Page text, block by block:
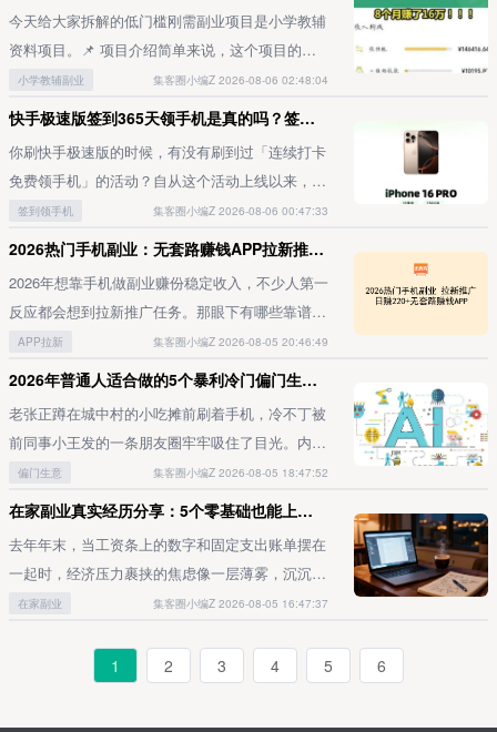
打卡进度推进一点点水涨船高。到了后期，甚至要
求每天刷满150分钟的视频和直播。不过这还不是
最麻烦的，有备用手机的话，直接把抖音挂着刷时
长就可以；真正让人头疼的还是邀请老用户回流和
拉新用户的任务。要是只需要拉一两个的话，找身
边亲友同事帮忙还能搞定，但如果像快手极速版
365天签到领手机那样，全程需要拉200多个新用
现实，最后只能花钱收用户。既然要花钱收，就得
先摸清目前抖音极速版新老用户的市场成本：回流
老用户目前的推广佣金是13.5-18.8元一人。这个价
格大家可以自行打开抖音极速版的任务中心查看核
实。而新用户拉新，目前一单的佣金是40元。抖音
极速版的拉新任务在必集客、集客圈这类接单平台
上有很多，大家也可以自行去上面核实。对比快手
极速版新用户8元一个、老用户5元一个的价格，整
速版付费收人的成本只会更高。再算上你每天看广
告刷视频给平台创造的流量价值，你总共付出的成
本其实早就超过了最终那台手机本身的价值。2、
断签风险这种跨度整整一年的长周期打卡活动，偶
免费补签机会，补签得花钱，而且你打卡的时间越
频创作的核心中枢环节，需构建兼具叙事张力与信
息密度的故事化框架。策划过程中，既要保障内容
的知识传递价值，又要合理融入娱乐化表达元素，
余信息干扰核心观点的传递。脚本创作的核心规范
脚本是视频创作的核心执行纲领，贯穿前期筹备到
后期成片呈现的全流程。优质脚本需涵盖对话设
计、场景描述及镜头动作指引等核心模块，语言表
达力求简洁有力，通过情感化叙事引发观众情感共
鸣，确保每段文案都服务于核心信息的高效传递。
影像摄制的核心技法器材适配的实用方案短视频摄
制无需过度依赖高成本专业器材，智能手机、便携
根据自身预算规模与技术能力选择适配设备，核心
目标是保障画面的清晰度与稳定性，避免硬件条件
成为内容创作的限制瓶颈。拍摄执行的核心要点实
际拍摄过程中需重点把控光线、角度与构图三大核
心要素。良好的光线条件是提升画面质感的基础，
合理的拍摄角度与构图法则能有效增强视觉表现
力；建议使用三脚架等稳定设备减少画面抖动，通
过运镜技巧（如推拉摇移）提升镜头语言的专业
过度堆砌或过于单调空洞，应根据内容主题选择高
度契合的背景环境与道具陈设。场景设计的核心原
明、结算周期稳不稳定。分享5个我现在还在做的
项目，全是实测能稳定拿佣的：1. 抖音极速版：推
广员首选平时用手机刷视频的人基本都装抖音了
吧？它家极速版的推广单价一直很稳，我上个月拉
新了32人，佣金按42元/单结算。操作特别简单：
用自己的邀请码生成推广链接，朋友通过链接下载
注册并看5条视频就算有效。建议优先推给爱刷短
生群体好推快手给推广员的权限比较大，普通用户
邀请是28元/单，但认证成校园代理后单价能提到
33元。我主攻大学城渠道，在校友群发小红包请大
家帮忙下载，三天就完成了17单。重点提醒：一定
让新用户次日打开APP签到！否则可能不算有效拉
新，拿不到佣金。3. 小红书种草拉新：适合宝妈副
业很多人以为小红书只有博主能赚钱，其实普通用
户拉新的佣金也不少。新用户通过你链接注册并收
推这个，抓住她们爱囤育儿攻略、种草好物的心
理，两周就赚了2000多。4. 滴滴出行：别光盯着
乘客端这里必须划重点！很多人只知道推乘客注册
赚24元，其实推司机端才是暴利。上月我推荐了1
120元+分成佣金89元。要是对方有营运证，佣金
是我目前在做的黑马项目，新用户首单100元奖励
的定制工具开发，大到中小企业的小型项目外包，
报酬都不低：完成基础开发任务就能达到日结
200+，技术熟练的从业者承接复杂度更高的需
求，日入500+也十分常见。新手不用一开始就硬
接大型项目，可以先从插件开发、脚本编写这类简
单小单入手，在专业的兼职对接平台找一手订单，
全程在家就能完成交付，不用线下沟通奔波，结算
也更有保障。知识付费兼职：零门槛就能起步的居
家电脑兼职很多人觉得做知识付费需要高学历背
景，其实完全不用，只要你在某一个细分领域有可
分享的经验——不管是职场面试技巧、育儿带娃经
验、PS实操教程还是考研备考干货，都能把这些
短视频课程，也可以做一对一在线咨询、付费问
答，内容打磨好之后可以反复售卖，慢慢积累起被
动收入。通常来说，不少新手初期可以先从几十元
的资料包、9.9元的入门小课做起，慢慢积累起用
户口碑后，再逐步提高课程单价，全程在家用电脑
整理内容、对接客户就能完成，稳定出单后轻松实
现日结200+。不少正规对接平台上也有知识付费
相关的接单需求，可以直接对接有明确需求的精准
脑兼职随着短视频行业的高速发展，不管是企业品
牌号还是个人博主，对视频剪辑的需求都在持续激
类无需大额资金投入的创业路径，显然更契合个人
创业者的实际需求。那么，适合普通人入手的轻资
产创业行业与实操项目都有哪些呢？接下来，小编
就先带大家梳理几类适合个人创业的优质轻资产赛
道，再分享3个实操性强、上手门槛低的创业小项
目。一、适合个人创业者切入的轻资产行业有哪
些？如今依托成熟的互联网产业环境，市场上衍生
出了不少轻资产创业方向，比如自媒体、社交电
商、传统电商、地摊经济等等，但其中小编最推荐
个人创业者切入的还是APP拉新赛道，核心原因主
要有四点：1. 入行门槛低不像科技、金融等创业领
域，要求从业者具备过硬的专业能力和较高的学历
背景，APP拉新没有太多条条框框的限制，入行门
槛极低，几乎所有人都能快速上手。这也是APP拉
新适配个人轻资产创业的核心原因之一。2. 投入成
本低对个人创业项目而言，成本控制是最核心的考
的创业思路，最终却卡在了高昂的启动资金上。因
此，如果手头资金不算充裕，完全可以先从轻资产
创业项目切入，慢慢积累原始启动资金。而APP拉
新正是轻资产创业项目里成本偏低的一类，全程只
创业者独立操作。3. 收入回报高收入回报高，同样
客、洽立方等专业APP拉新推广接单平台的公开项
今天给大家拆解的低门槛刚需副业项目是小学教辅
资料项目。📌 项目介绍简单来说，这个项目的核
心逻辑是前端引流获客，后端售卖教辅资料。主要
布局抖音（DY）和小红书（小红薯）两大内容平
内容获取流量，内容围绕小学生教辅资料展开，例
如各科知识点总结、期中期末及单元测试卷等干货
家长刷到内容后，往往有完整电子版打印资料的需
求，我们收取一定费用后将资料售卖给用户即可。
很多人做副业失败的根源在于项目选择失误，不少
付费课程和资料都很难落地。要规避这一问题，就
得学会借助靠谱信息渠道做前期研判。 必集客 这
类公众号就提供免费且详尽的实操教程，还过滤掉
了大量只会“画饼”的虚浮项目。只要跟着教程严格
执行，每月实现数千元收入并非难事。我认识的一
位朋友一直在操作这个项目，从上半年至今已持续
8个多月，目前每月稳定变现1万+，累计收益已达
16万之多。✅ 项目优势市场规模庞大：据官方统
计，2022年小学生年招生量达1700多万，在校生
人数高达1.08亿，这意味着目标用户群体超1亿且
持续增长，用户需求长期稳定存在，项目具备长期
入，售后成本极低；转化率高，产品能直接解决家
长的实际痛点；具备累积性，长期输出价值就能快
小学教辅副业 集客圈小编Z 2026-08-06 02:48:04
快手极速版签到365天领手机是真的吗？签到满1年的亲身经历，为你揭秘真相！
你刷快手极速版的时候，有没有刷到过「连续打卡
免费领手机」的活动？自从这个活动上线以来，我
刷网时总能刷到不少网友在各个平台提问：快手极
速版签到满365天就能领手机，这事儿是真的吗？
靠签到拿到手机吗？看得出来，大家对这个活动的
好奇心都拉满了。毕竟动动手指就能拿到价值上千
元的数码产品，这种「天上掉馅饼」的好事，换谁
能不心动？作为最早一批参与这个打卡活动的用
户，接下来我就结合自己在快手极速版签到近1年
的真实经历，给大家扒透这个活动的真面目，帮大
家提前避坑。一、快手极速版签到365天领手机，
到底是不是真的？我可以很明确地告诉大家：快手
极速版「签到365天领手机」的活动，是真实存在
的。我为什么敢这么笃定？因为虽说我自己没冲手
机档的打卡，但身边真有朋友实打实打卡成功拿到
了。另外，作为玩了快1年快手极速版签到打卡的
实经历了。第一次参与的是30天打卡档，顺利领到
签到领手机 集客圈小编Z 2026-08-06 00:47:33
2026热门手机副业：无套路赚钱APP拉新推广日赚220+
2026年想靠手机做副业赚份稳定收入，不少人第一
反应都会想到拉新推广任务。那眼下有哪些靠谱又
好上手的拉新推广赚钱平台？我们整理了五个实测
有效、零本金投入的选项，普通人每天抽1-3小时
APP如果是刚接触拉新推广，既没相关经验，也没
积累的用户资源，可以先从大众熟知的平台入手
——这类平台本身用户认知度高，推广门槛会低很
多。抖音极速版就是绝大多数新手的首选，作为国
民级应用，几乎没人对这个名字感到陌生，推广时
的信任成本极低。平台的核心收益来自拉新：官方
直连的拉新任务一单最高可达50元，走正规地推渠
安装过抖音极速版的用户就算有效用户，判定要求
非常宽松。平时刷视频时顺手把链接分享出去，一
APP拉新 集客圈小编Z 2026-08-05 20:46:49
2026年普通人适合做的5个暴利冷门偏门生意，有人靠它月入10万闷声赚钱！
老张正蹲在城中村的小吃摊前刷着手机，冷不丁被
前同事小王发的一条朋友圈牢牢吸住了目光。内容
说自己在县城老家做“虚拟分身定制”的生意，上个
月竟实打实赚了7万多。老张盯着屏幕揉了揉眼
电话，一接通就急着问：“兄弟，你这项目到底是
做啥的？能不能带我搭个伙啊？”电话那头立刻传
来小王爽朗的笑声：“说白了就是给人做数字替身
呗，现在搞直播的、玩元宇宙的，都抢着要这东西
呢……”不知道你有没有发现？到了2026年，最赚
偏门生意 集客圈小编Z 2026-08-05 18:47:52
在家副业真实经历分享：5个零基础也能上手的自由职业方向
去年年末，当工资条上的数字和固定支出账单摆在
一起时，经济压力裹挟的焦虑像一层薄雾，沉沉压
在心头散不开。单靠一份固定薪资支撑生活，想要
境下，寻找灵活且能居家开展的增收途径成了最迫
切的需求——既能兼顾主业与家庭，又能通过技能
在家副业 集客圈小编Z 2026-08-05 16:47:37
1 2 3 4 5 6